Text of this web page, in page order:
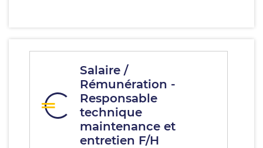
Salaire /
Rémunération -
Responsable
technique
maintenance et
entretien F/H